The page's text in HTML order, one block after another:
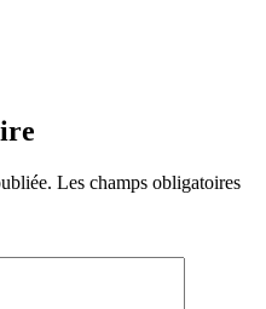
Les champs obligatoires